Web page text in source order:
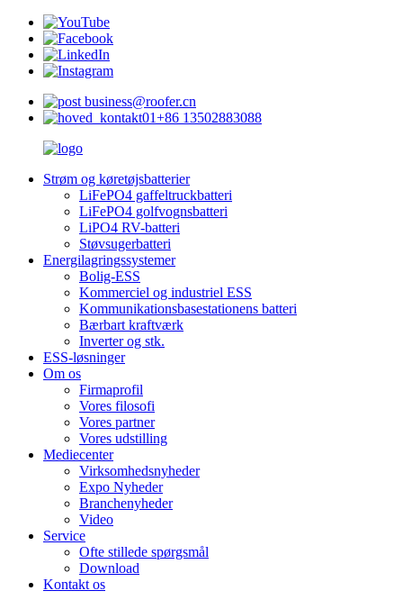
business@roofer.cn
+86 13502883088
Strøm og køretøjsbatterier
LiFePO4 gaffeltruckbatteri
LiFePO4 golfvognsbatteri
LiPO4 RV-batteri
Støvsugerbatteri
Energilagringssystemer
Bolig-ESS
Kommerciel og industriel ESS
Kommunikationsbasestationens batteri
Bærbart kraftværk
Inverter og stk.
ESS-løsninger
Om os
Firmaprofil
Vores filosofi
Vores partner
Vores udstilling
Mediecenter
Virksomhedsnyheder
Expo Nyheder
Branchenyheder
Video
Service
Ofte stillede spørgsmål
Download
Kontakt os